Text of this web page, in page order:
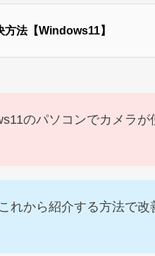
法【Windows11】
のパソコンでカメラが
れから紹介する方法で改